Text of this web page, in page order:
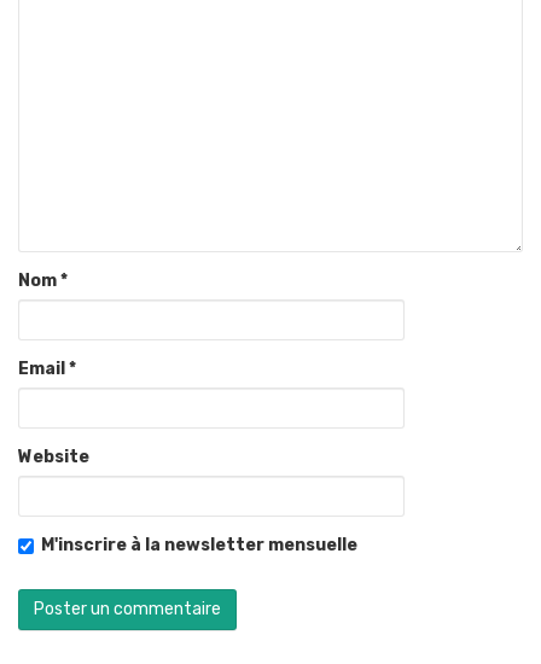
Nom*
Email *
Website
M'inscrire à la newsletter mensuelle